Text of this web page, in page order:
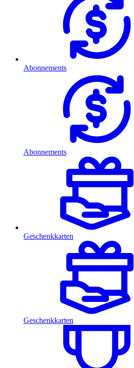
Abonnements
Abonnements
Geschenkkarten
Geschenkkarten